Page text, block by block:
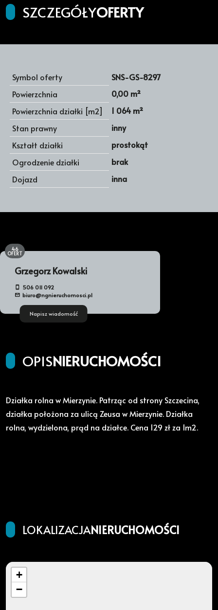
SZCZEGÓŁYOFERTY
Symbol oferty
SNS-GS-8297
Powierzchnia
0,00 m²
Powierzchnia działki [m2]
1 064 m²
Stan prawny
inny
Kształt działki
prostokąt
Ogrodzenie działki
brak
Dojazd
inna
Grzegorz Kowalski
506 011 092
biuro@ngnieruchomosci.pl
Napisz wiadomość
46
OFERT
OPISNIERUCHOMOŚCI
Działka rolna w Mierzynie. Patrząc od strony Szczecina,
działka położona za ulicą Zeusa w Mierzynie. Działka
rolna, wydzielona, prąd na działce. Cena 129 zł za 1m2.
LOKALIZACJANIERUCHOMOŚCI
+
−